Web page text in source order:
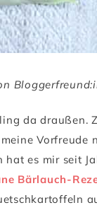
da draußen.
es mir seit
Bärlauch-